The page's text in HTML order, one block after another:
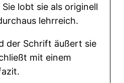
lobt sie als originell
lehrreich.
der Schrift äußert sie
mit einem